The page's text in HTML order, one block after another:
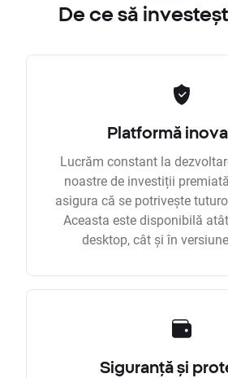
De ce să
Platformă
Lucrăm constant la
noastre de investiții
asigura că se potrivește
Aceasta este disponibilă
desktop, cât și în
Siguranță și